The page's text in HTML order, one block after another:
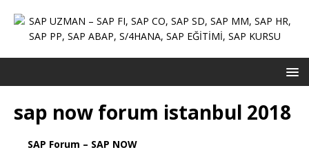
sap now forum istanbul 2018
SAP Forum – SAP NOW